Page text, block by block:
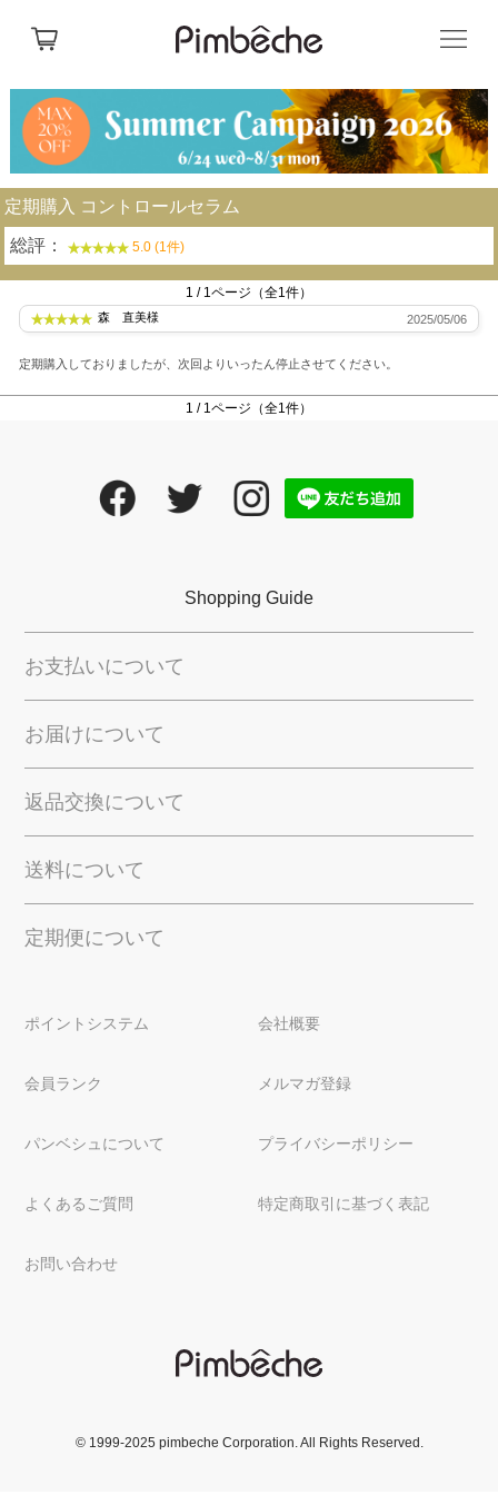
定期購入 コントロールセラム
総評： 5.0 (1件)
1 / 1ページ（全1件）
森 直美様 2025/05/06
定期購入しておりましたが、次回よりいったん停止させてください。
1 / 1ページ（全1件）
Shopping Guide
お支払いについて
お届けについて
返品交換について
送料について
定期便について
ポイントシステム
会員ランク
パンベシュについて
よくあるご質問
お問い合わせ
会社概要
メルマガ登録
プライバシーポリシー
特定商取引に基づく表記
© 1999-2025 pimbeche Corporation. All Rights Reserved.